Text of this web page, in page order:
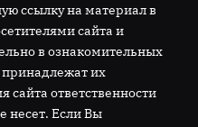
ссылку на материал в
сайта и
в ознакомительных
их
ответственности
несет. Если Вы